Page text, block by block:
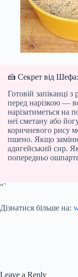
🍰 Секрет від Шефа:
Готовій запіканці
перед нарізкою —
нарізатиметься на
неї сметану або
коричневого рису
пшено. Якщо
адигейський сир.
попередньо
“`
Дізнатися більше на:
Leave a Reply